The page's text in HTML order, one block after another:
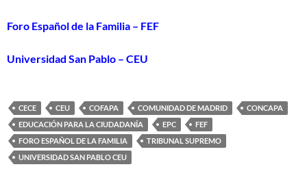
Foro Español de la Familia – FEF
Universidad San Pablo – CEU
CECE CEU COFAPA COMUNIDAD DE MADRID
CONCAPA
EDUCACIÓN PARA LA CIUDADANÍA
EPC
FEF
FORO ESPAÑOL DE LA FAMILIA
TRIBUNAL SUPREMO
UNIVERSIDAD SAN PABLO CEU